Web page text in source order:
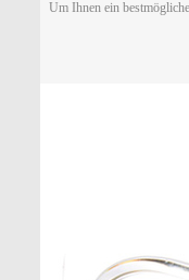
Um Ihnen ein